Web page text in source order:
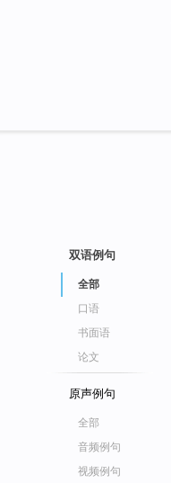
双语例句
全部
口语
书面语
论文
原声例句
全部
音频例句
视频例句